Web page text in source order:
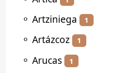
⚬ Artziniega 1
⚬ Artázcoz 1
⚬ Arucas 1